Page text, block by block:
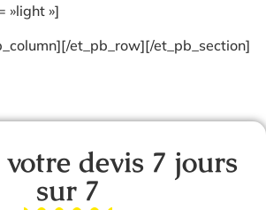
»light »]
et_pb_row][/et_pb_section]
votre devis 7 jours
sur 7